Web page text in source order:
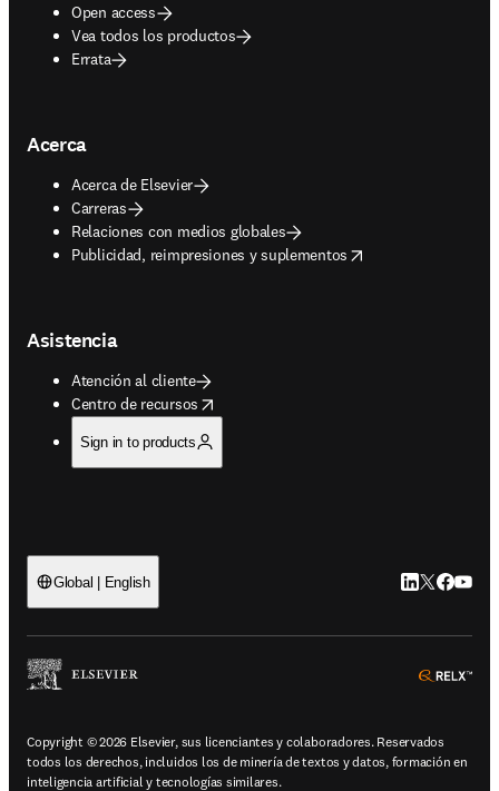
Open access
Vea todos los productos
Errata
Acerca
Acerca de Elsevier
Carreras
Relaciones con medios globales
Publicidad, reimpresiones y suplementos
opens in new tab/window
Asistencia
Atención al cliente
Centro de recursos
opens in new tab/window
Sign in to products
Global | English LinkedIn se
Twitter se
Copyright © 2026 Elsevier, sus licenciantes y colaboradores. Reservados
todos los derechos, incluidos los de minería de textos y datos, formación en
inteligencia artificial y tecnologías similares.